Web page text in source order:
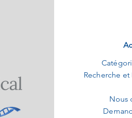
Recherche
Nous